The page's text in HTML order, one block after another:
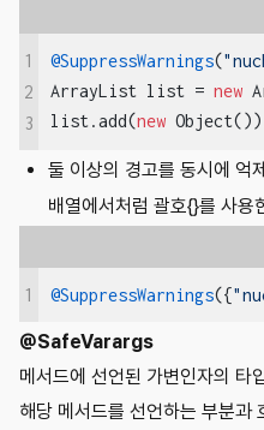
1
2
3
@SuppressWarnings(
ArrayList list = new
list.add(new
둘 이상의 경고를 동시에 억
배열에서처럼 괄호{}를 사용
1 @SuppressWarnings({
@SafeVarargs
메서드에 선언된 가변인자의
해당 메서드를 선언하는 부분